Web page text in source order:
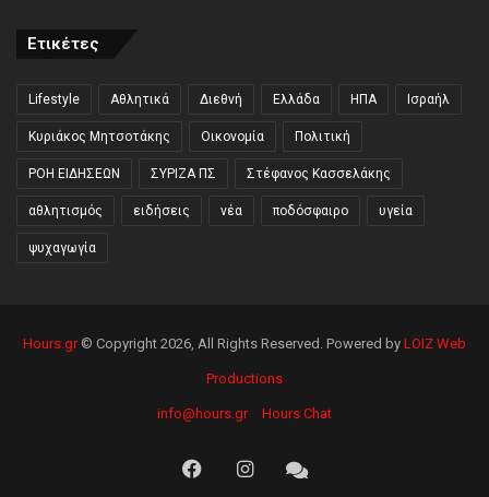
Ετικέτες
Lifestyle Αθλητικά Διεθνή Ελλάδα ΗΠΑ Ισραήλ
Κυριάκος Μητσοτάκης Οικονομία Πολιτική
ΡΟΗ ΕΙΔΗΣΕΩΝ ΣΥΡΙΖΑ ΠΣ Στέφανος Κασσελάκης
αθλητισμός ειδήσεις νέα ποδόσφαιρο υγεία
ψυχαγωγία
Hours.gr© Copyright 2026, All Rights Reserved. Powered by LOIZ Web
Productions
info@hours.gr Hours Chat
FacebookInstagramHours